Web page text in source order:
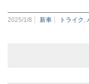
2025/1/8 新車 トライク